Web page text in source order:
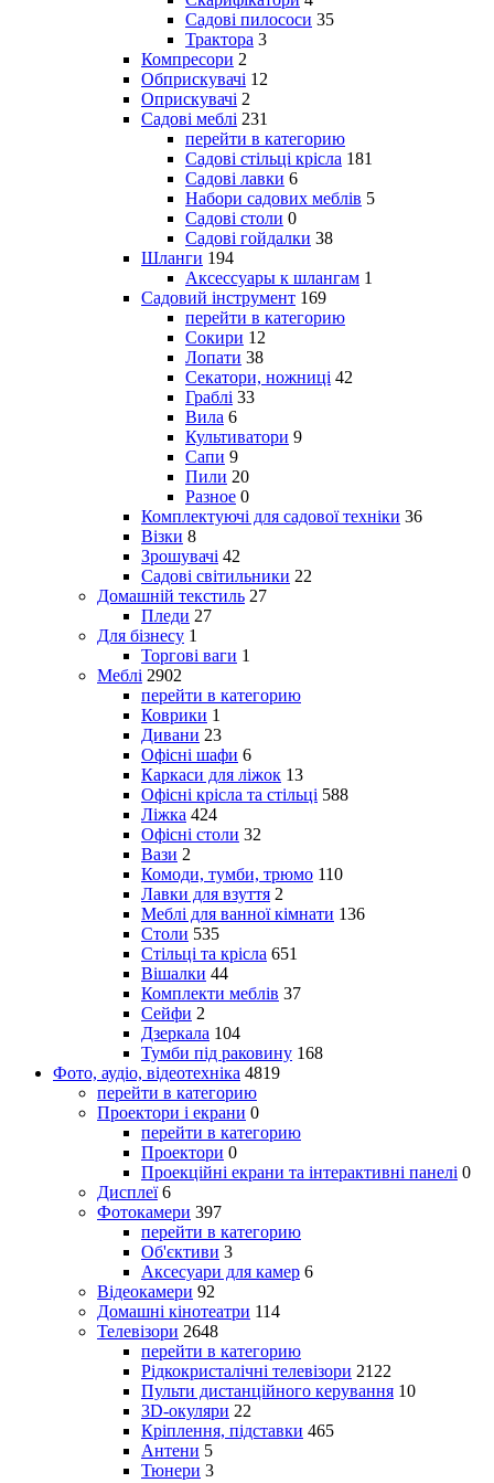
Садові пилососи 35
Трактора 3
Компресори 2
Обприскувачі 12
Оприскувачі 2
Садові меблі 231
перейти в категорию
Садові стільці крісла 181
Садові лавки 6
Набори садових меблів 5
Садові столи 0
Садові гойдалки 38
Шланги 194
Аксессуары к шлангам 1
Садовий інструмент 169
перейти в категорию
Сокири 12
Лопати 38
Секатори, ножниці 42
Граблі 33
Вила 6
Культиватори 9
Сапи 9
Пили 20
Разное 0
Комплектуючі для садової техніки 36
Візки 8
Зрошувачі 42
Садові світильники 22
Домашній текстиль 27
Пледи 27
Для бізнесу 1
Торгові ваги 1
Меблі 2902
перейти в категорию
Коврики 1
Дивани 23
Офісні шафи 6
Каркаси для ліжок 13
Офісні крісла та стільці 588
Ліжка 424
Офісні столи 32
Вази 2
Комоди, тумби, трюмо 110
Лавки для взуття 2
Меблі для ванної кімнати 136
Столи 535
Стільці та крісла 651
Вішалки 44
Комплекти меблів 37
Сейфи 2
Дзеркала 104
Тумби під раковину 168
Фото, аудіо, відеотехніка 4819
перейти в категорию
Проектори і екрани 0
перейти в категорию
Проектори 0
Проекційні екрани та інтерактивні панелі 0
Дисплеї 6
Фотокамери 397
перейти в категорию
Об'єктиви 3
Аксесуари для камер 6
Відеокамери 92
Домашні кінотеатри 114
Телевізори 2648
перейти в категорию
Рідкокристалічні телевізори 2122
Пульти дистанційного керування 10
3D-окуляри 22
Кріплення, підставки 465
Антени 5
Тюнери 3